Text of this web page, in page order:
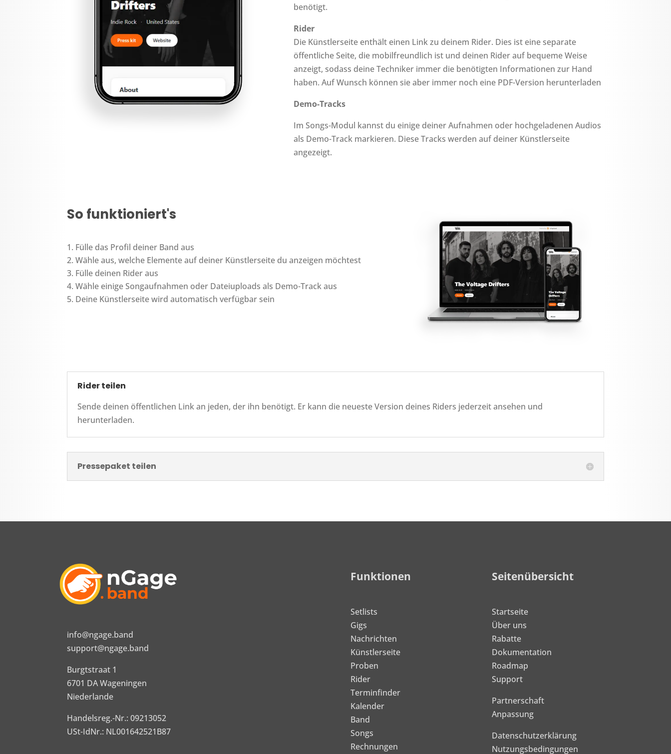
benötigt.
Rider
Die Künstlerseite enthält einen Link zu deinem Rider. Dies ist eine separate
öffentliche Seite, die mobilfreundlich ist und deinen Rider auf bequeme Weise
anzeigt, sodass deine Techniker immer die benötigten Informationen zur Hand
haben. Auf Wunsch können sie aber immer noch eine PDF-Version herunterladen
Demo-Tracks
Im Songs-Modul kannst du einige deiner Aufnahmen oder hochgeladenen Audios
als Demo-Track markieren. Diese Tracks werden auf deiner Künstlerseite
angezeigt.
So funktioniert's
Fülle das Profil deiner Band aus
Wähle aus, welche Elemente auf deiner Künstlerseite du anzeigen möchtest
Fülle deinen Rider aus
Wähle einige Songaufnahmen oder Dateiuploads als Demo-Track aus
Deine Künstlerseite wird automatisch verfügbar sein
Rider teilen
Sende deinen öffentlichen Link an jeden, der ihn benötigt. Er kann die neueste Version deines Riders jederzeit ansehen und
herunterladen.
Pressepaket teilen
info@ngage.band
support@ngage.band
Burgtstraat 1
6701 DA Wageningen
Niederlande
Handelsreg.-Nr.: 09213052
USt-IdNr.: NL001642521B87
Funktionen
Setlists
Gigs
Nachrichten
Künstlerseite
Proben
Rider
Terminfinder
Kalender
Band
Songs
Rechnungen
Seitenübersicht
Startseite
Über uns
Rabatte
Dokumentation
Roadmap
Support
Partnerschaft
Anpassung
Datenschutzerklärung
Nutzungsbedingungen